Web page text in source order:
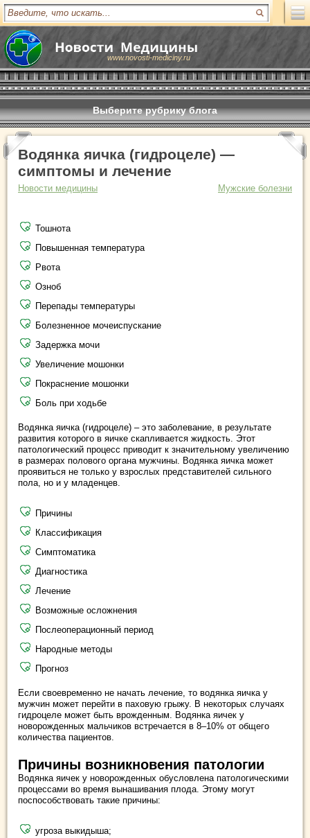
www.novosti-mediciny.ru
Выберите рубрику блога
Водянка яичка (гидроцеле) —
симптомы и лечение
Новости медицины Мужские болезни
Тошнота
Повышенная температура
Рвота
Озноб
Перепады температуры
Болезненное мочеиспускание
Задержка мочи
Увеличение мошонки
Покраснение мошонки
Боль при ходьбе
Водянка яичка (гидроцеле) – это заболевание, в результате
развития которого в яичке скапливается жидкость. Этот
патологический процесс приводит к значительному увеличению
в размерах полового органа мужчины. Водянка яичка может
проявиться не только у взрослых представителей сильного
пола, но и у младенцев.
Причины
Классификация
Симптоматика
Диагностика
Лечение
Возможные осложнения
Послеоперационный период
Народные методы
Прогноз
Если своевременно не начать лечение, то водянка яичка у
мужчин может перейти в паховую грыжу. В некоторых случаях
гидроцеле может быть врожденным. Водянка яичек у
новорожденных мальчиков встречается в 8–10% от общего
количества пациентов.
Причины возникновения патологии
Водянка яичек у новорожденных обусловлена патологическими
процессами во время вынашивания плода. Этому могут
поспособствовать такие причины:
угроза выкидыша;